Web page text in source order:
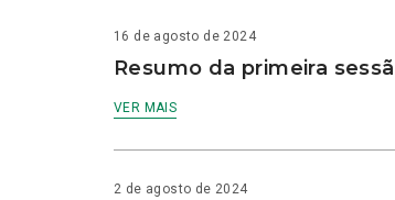
16 de agosto de 2024
Resumo da primeira
VER MAIS
2 de agosto de 2024